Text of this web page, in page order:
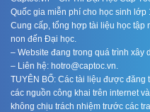
Quốc gia miễn phí cho học sinh lớp
Cung cấp, tổng hợp tài liệu học tập
non đến Đại học.
– Website đang trong quá trình xây
– Liên hệ: hotro@captoc.vn.
TUYÊN BỐ: Các tài liệu được đăng
các nguồn công khai trên internet
không chịu trách nhiệm trước các